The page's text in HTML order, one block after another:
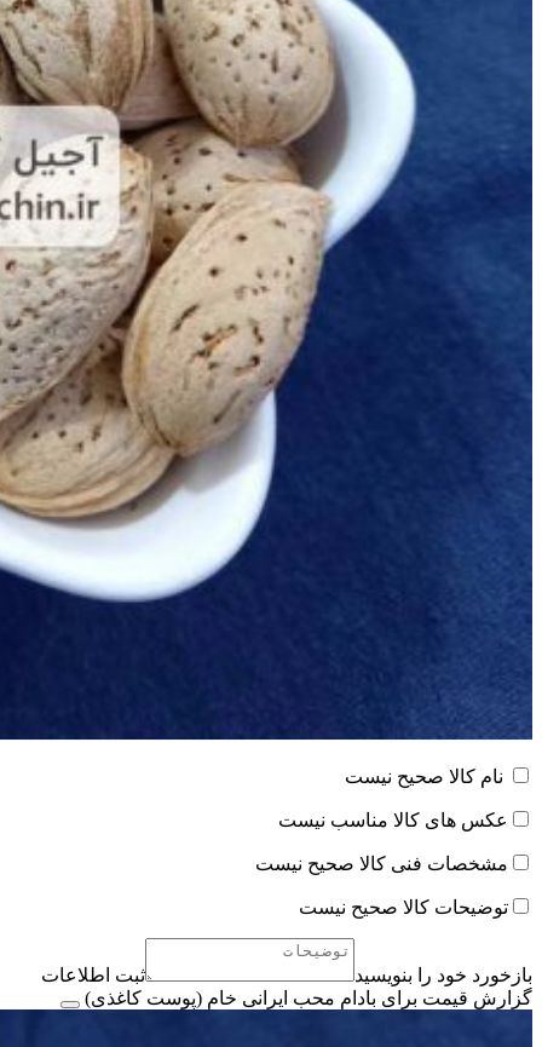
نام کالا صحیح نیست
عکس های کالا مناسب نیست
مشخصات فنی کالا صحیح نیست
توضیحات کالا صحیح نیست
بازخورد خود را بنویسید
ثبت اطلاعات
گزارش قیمت برای بادام محب ایرانی خام (پوست کاغذی)